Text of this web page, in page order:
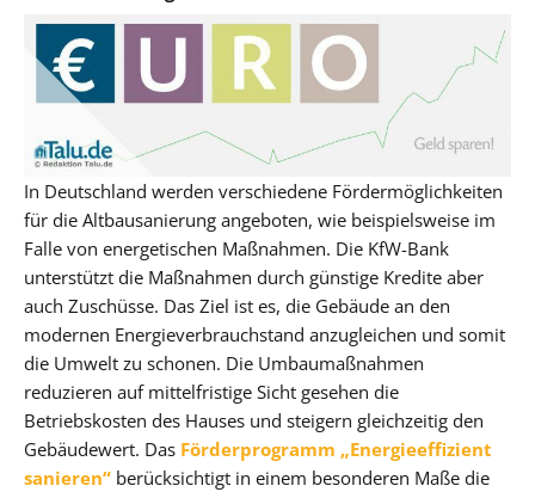
In Deutschland werden verschiedene Fördermöglichkeiten
für die Altbausanierung angeboten, wie beispielsweise im
Falle von energetischen Maßnahmen. Die KfW-Bank
unterstützt die Maßnahmen durch günstige Kredite aber
auch Zuschüsse. Das Ziel ist es, die Gebäude an den
modernen Energieverbrauchstand anzugleichen und somit
die Umwelt zu schonen. Die Umbaumaßnahmen
reduzieren auf mittelfristige Sicht gesehen die
Betriebskosten des Hauses und steigern gleichzeitig den
Gebäudewert. Das Förderprogramm „Energieeffizient
sanieren“ berücksichtigt in einem besonderen Maße die